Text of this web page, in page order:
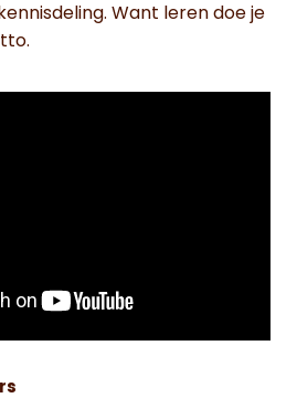
Want leren doe je